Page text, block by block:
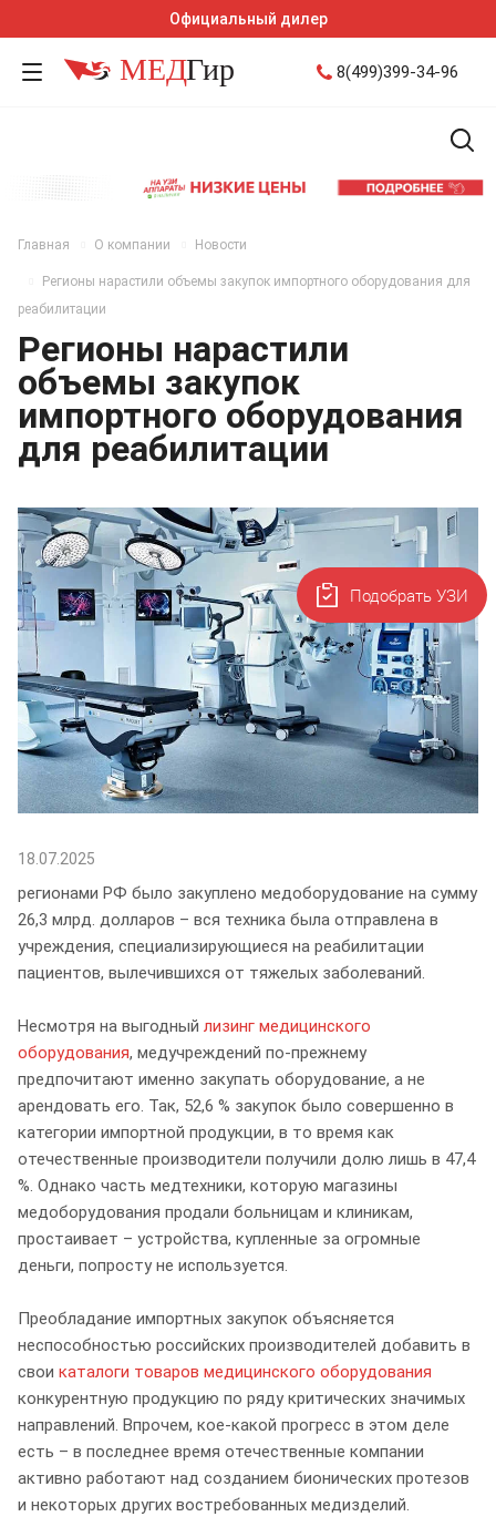
Официальный дилер
8(499)399-34-96
Главная О компании Новости
Регионы нарастили объемы закупок импортного оборудования для
реабилитации
Регионы нарастили
объемы закупок
импортного оборудования
для реабилитации
18.07.2025
регионами РФ было закуплено медоборудование на сумму
26,3 млрд. долларов – вся техника была отправлена в
учреждения, специализирующиеся на реабилитации
пациентов, вылечившихся от тяжелых заболеваний.
Несмотря на выгодный лизинг медицинского
оборудования, медучреждений по-прежнему
предпочитают именно закупать оборудование, а не
арендовать его. Так, 52,6 % закупок было совершенно в
категории импортной продукции, в то время как
отечественные производители получили долю лишь в 47,4
%. Однако часть медтехники, которую магазины
медоборудования продали больницам и клиникам,
простаивает – устройства, купленные за огромные
деньги, попросту не используется.
Преобладание импортных закупок объясняется
неспособностью российских производителей добавить в
свои каталоги товаров медицинского оборудования
конкурентную продукцию по ряду критических значимых
направлений. Впрочем, кое-какой прогресс в этом деле
есть – в последнее время отечественные компании
активно работают над созданием бионических протезов
и некоторых других востребованных медизделий.
Подобрать УЗИ